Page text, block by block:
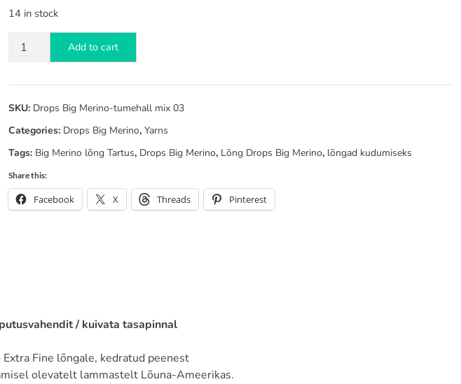
14 in stock
Drops
tumehall
mix
03
quantity
Add to cart
SKU: Drops Big Merino-tumehall mix 03
Categories: Drops Big Merino,Yarns
Tags: Big Merino lõng Tartus, Drops Big Merino, Lõng Drops Big Merino, lõngad kudumiseks
Share this:
Facebook X Threads Pinterest
/ kuivata tasapinnal
Fine lõngale, kedratud peenest
olevatelt lammastelt Lõuna-Ameerikas.